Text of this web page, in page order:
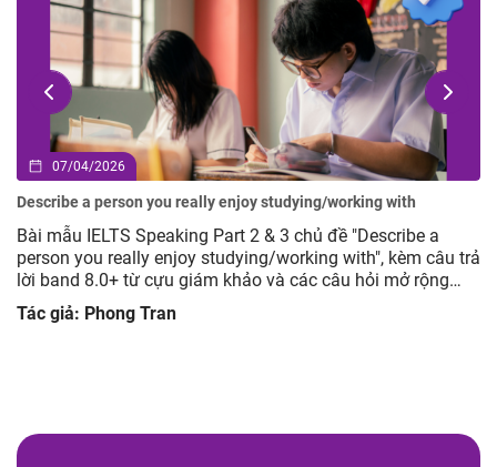
02/04/2026
Describe an advertisement you have seen but you did not like
Bài mẫu IELTS Speaking Part 2 & 3 chủ đề Describe an
advertisement you have seen but you did not like, kèm câu
trả lời band 8.0+ từ cựu giám khảo và các câu hỏi mở rộng
giúp luyện tập hiệu quả.
Tác giả: Phong Tran